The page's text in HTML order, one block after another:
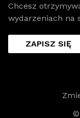
Chcesz
wydarzeniach na
ZAPISZ SIĘ
©